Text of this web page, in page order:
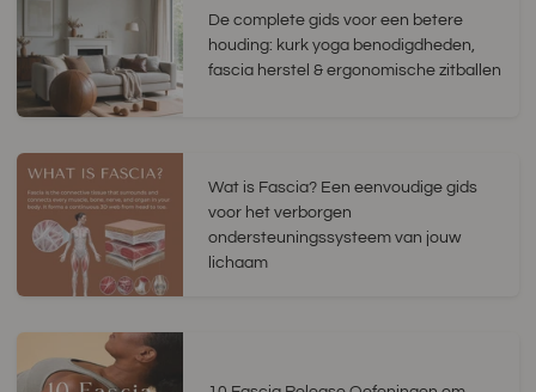
De complete gids voor een betere
houding: kurk yoga benodigdheden,
fascia herstel & ergonomische zitballen
Wat is Fascia? Een eenvoudige gids
voor het verborgen
ondersteuningssysteem van jouw
lichaam